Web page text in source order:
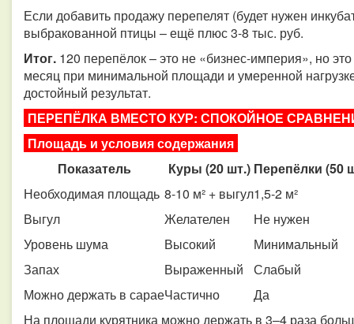
Если добавить продажу перепелят (будет нужен
выбракованной птицы – ещё плюс 3-8 тыс. руб.
Итог. 120 перепёлок – это не «бизнес-империя», но
месяц при минимальной площади и умеренной
достойный результат.
ПЕРЕПЁЛКА ВМЕСТО КУР: СПОКОЙНОЕ
Площадь и условия содержания
Показатель
Куры (20 шт.) Перепёлки (50
Необходимая площадь 8-10 м² + выгул1,5-2 м²
Выгул
Желателен
Не нужен
Уровень шума
Высокий
Минимальный
Запах
Выраженный
Слабый
Можно держать в сараеЧастично
Да
На площади курятника можно держать в 3–4 раза